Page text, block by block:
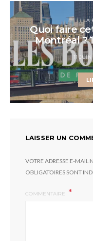
LA
Quoi faire
Montréal ?
11
LAISSER UN
VOTRE ADRESSE E-MAIL
OBLIGATOIRES SONT
COMMENTAIRE